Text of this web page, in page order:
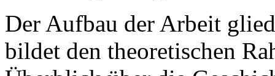
Der Aufbau der Arbeit
bildet den theoretischen